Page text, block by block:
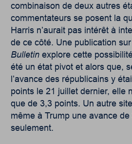
combinaison de deux autres
commentateurs se posent la
Harris n’aurait pas intérêt à
de ce côté. Une publication
Bulletin explore cette
été un état pivot et alors que,
l’avance des républicains y
points le 21 juillet dernier, elle
que de 3,3 points. Un autre
même à Trump une avance
seulement.